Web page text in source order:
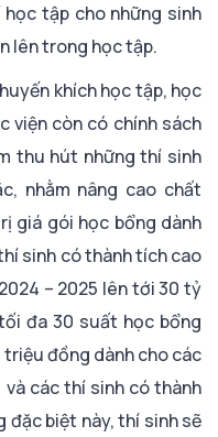
tập cho những sinh
lên trong học tập.
khích học tập, học
viện còn có chính sách
thu hút những thí sinh
nhằm nâng cao chất
giá gói học bổng dành
sinh có thành tích cao
– 2025 lên tới 30 tỷ
đa 30 suất học bổng
đồng dành cho các
các thí sinh có thành
đặc biệt này, thí sinh sẽ